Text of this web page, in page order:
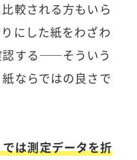
較される方もいら
にした紙をわざわ
認する――そういう
ならではの良さで
は測定データを折